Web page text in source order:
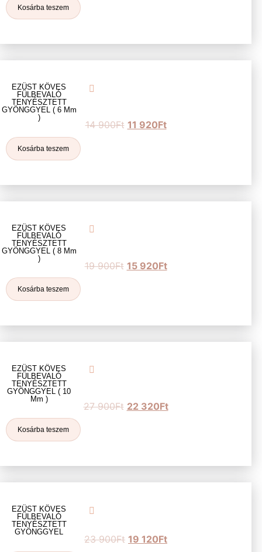
Kosárba teszem
EZÜST KÖVES
FÜLBEVALÓ
TENYÉSZTETT
GYÖNGGYEL ( 6 Mm
)
14 900Ft 11 920Ft
Kosárba teszem
EZÜST KÖVES
FÜLBEVALÓ
TENYÉSZTETT
GYÖNGGYEL ( 8 Mm
)
19 900Ft 15 920Ft
Kosárba teszem
EZÜST KÖVES
FÜLBEVALÓ
TENYÉSZTETT
GYÖNGGYEL ( 10
Mm )
27 900Ft 22 320Ft
Kosárba teszem
EZÜST KÖVES
FÜLBEVALÓ
TENYÉSZTETT
GYÖNGGYEL
23 900Ft 19 120Ft